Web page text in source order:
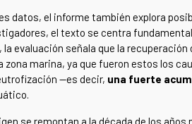
datos, el informe también explora
el texto se centra
evaluación señala que la
marina, ya que fueron estos los
—es decir, una fuerte
se remontan a la década de los años